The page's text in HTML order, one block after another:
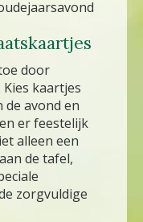
door
kaartjes
de avond en
er feestelijk
alleen een
de tafel,
zorgvuldige